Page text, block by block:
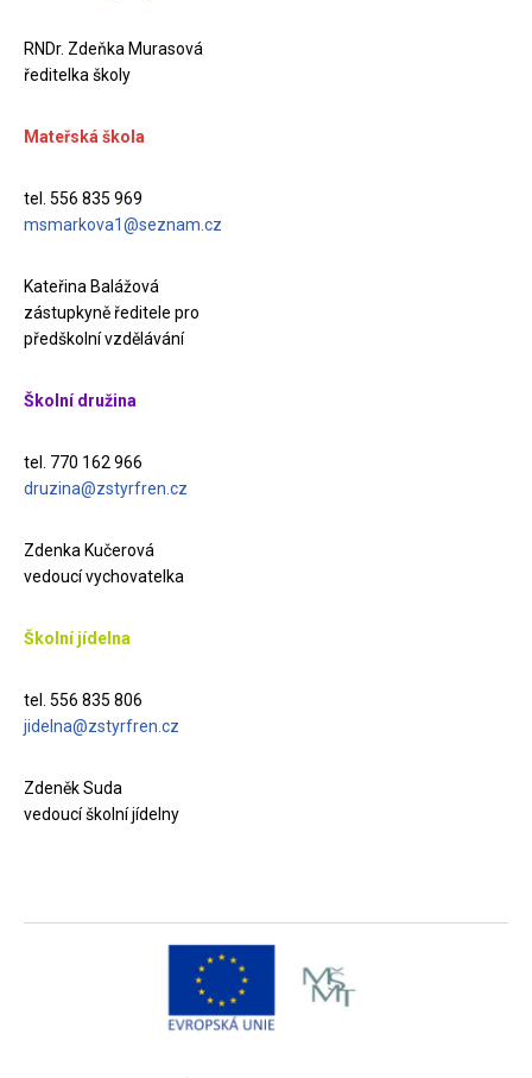
RNDr. Zdeňka Murasová
ředitelka školy
Mateřská škola
tel. 556 835 969
msmarkova1@seznam.cz
Kateřina Balážová
zástupkyně ředitele pro
předškolní vzdělávání
Školní družina
tel. 770 162 966
druzina@zstyrfren.cz
Zdenka Kučerová
vedoucí vychovatelka
Školní jídelna
tel. 556 835 806
jidelna@zstyrfren.cz
Zdeněk Suda
vedoucí školní jídelny